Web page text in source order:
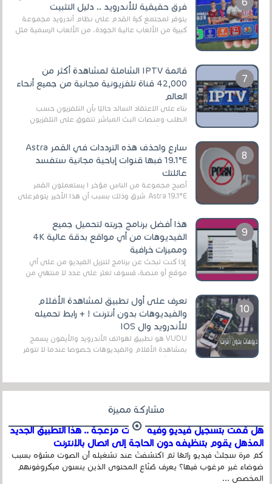
فرق حقيقية للأندرويد .. دليل التثبيت
يتوفر لمجتمع كرة القدم على نظام أندرويد مجموعة
كبيرة من الألعاب عالية الجودة. من الألعاب الرسمية مثل
قائمة IPTV الشاملة لمشاهدة أكثر من
42,000 قناة تلفزيونية مجانية من جميع أنحاء
العالم
بناءً على الاعتقاد السائد حاليًا بأن التلفزيون حسب
الطلب ومنصات البث المباشر تتفوق على التلفزيون
الرقمي الأرضي التقليدي، يُعدّ IPTV-org خيار...
سارع واحذف هذه الترددات في القمر Astra
19.1°E فبها قنوات إباحية مجانية ستفسد
عائلتك
أصبح مجموعة من الناس مؤخر ا يستعملون القمر
Astra 19.1°E شرق وذلك بسبب أن هذا الأخير يتوفرعلى
هذا أفضل برنامج جربته لتحميل جميع
الفيديوهات من أي مواقع بدقة عالية 4K
ومميزات خرافية
إذا كنت تبحث عن برنامج لتنزيل الفيديو من على أي
موقع أو منصة، فسوف تعثر على عدد لا منتهي من
تعرف على أول تطبيق لمشاهدة الأفلام
والفيديوهات بدون أنترنت ! + رابط تحميله
للأندرويد وال IOS
VUDU هو تطبيق لهواتف الأندرويد والأيفون يسمح
بمشاهدة الأفلام والفيديوهات خصوصا عندما لا تتوفر
مشاركة مميزة
هل قمت بتسجيل فيديو وفيه أصوت مزعجة .. هذا التطبيق الجديد
المذهل يقوم بتنظيفه دون الحاجة إلى اتصال بالإنترنت
كم مرة سجلتَ فيديو رائعًا ثم اكتشفتَ عند تشغيله أن الصوت مشوّه بسبب
ضوضاء غير مرغوب فيها؟ يعرف صُنّاع المحتوى الذين ينسون ميكروفونهم
المخصص ...